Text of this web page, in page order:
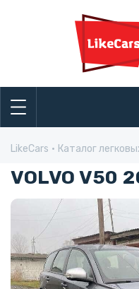
LikeCars Каталог
VOLVO V50